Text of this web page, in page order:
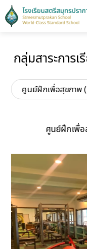
กลุ่มสาระการ
ศูนย์ฝึกเพื่อสุขภาพ
ศูนย์ฝึกเพื่อ